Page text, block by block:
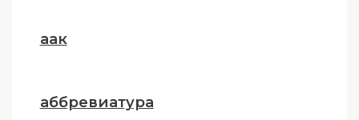
аак
аббревиатура